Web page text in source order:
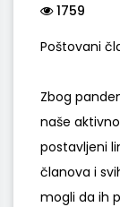
1759
Poštovani
Zbog
naše
postavljeni
članova i
mogli da ih